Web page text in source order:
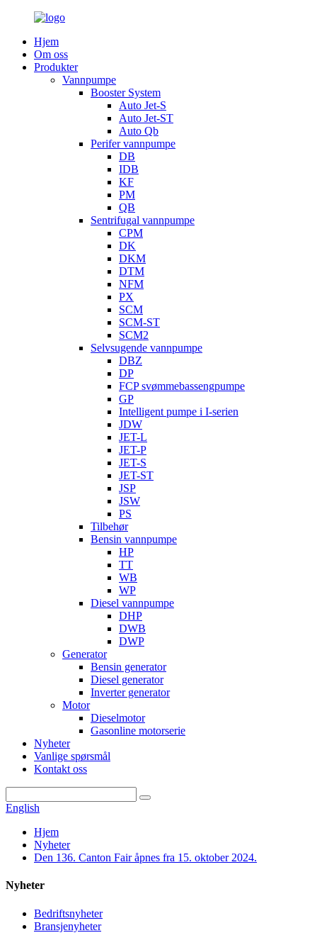
Hjem
Om oss
Produkter
Vannpumpe
Booster System
Auto Jet-S
Auto Jet-ST
Auto Qb
Perifer vannpumpe
DB
IDB
KF
PM
QB
Sentrifugal vannpumpe
CPM
DK
DKM
DTM
NFM
PX
SCM
SCM-ST
SCM2
Selvsugende vannpumpe
DBZ
DP
FCP svømmebassengpumpe
GP
Intelligent pumpe i I-serien
JDW
JET-L
JET-P
JET-S
JET-ST
JSP
JSW
PS
Tilbehør
Bensin vannpumpe
HP
TT
WB
WP
Diesel vannpumpe
DHP
DWB
DWP
Generator
Bensin generator
Diesel generator
Inverter generator
Motor
Dieselmotor
Gasonline motorserie
Nyheter
Vanlige spørsmål
Kontakt oss
English
Hjem
Nyheter
Den 136. Canton Fair åpnes fra 15. oktober 2024.
Nyheter
Bedriftsnyheter
Bransjenyheter